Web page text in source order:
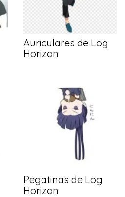
Auriculares de Log
Horizon
Pegatinas de Log
Horizon